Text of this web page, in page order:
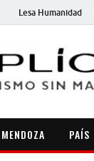
Lesa Humanidad
MENDOZA PAÍS